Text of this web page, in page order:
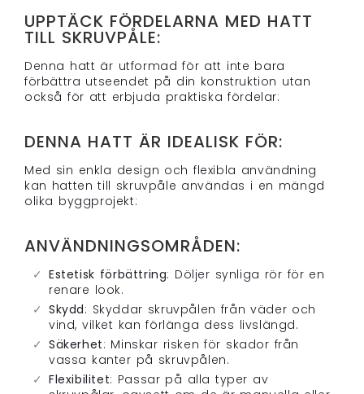
UPPTÄCK FÖRDELARNA MED HATT
TILL SKRUVPÅLE:
Denna hatt är utformad för att inte bara
förbättra utseendet på din konstruktion utan
också för att erbjuda praktiska fördelar:
DENNA HATT ÄR IDEALISK FÖR:
Med sin enkla design och flexibla användning
kan hatten till skruvpåle användas i en mängd
olika byggprojekt:
ANVÄNDNINGSOMRÅDEN:
Estetisk förbättring: Döljer synliga rör för en
renare look.
Skydd: Skyddar skruvpålen från väder och
vind, vilket kan förlänga dess livslängd.
Säkerhet: Minskar risken för skador från
vassa kanter på skruvpålen.
Flexibilitet: Passar på alla typer av